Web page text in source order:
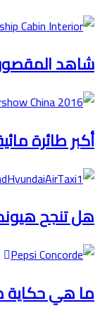
شاهد
أكبر طائرة
هل تنجح
ما هي حكاية